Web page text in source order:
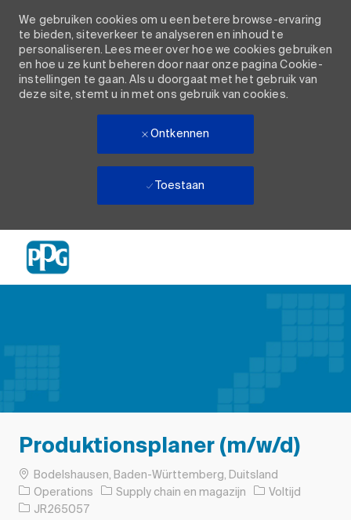
We gebruiken cookies om u een betere browse-ervaring
te bieden, siteverkeer te analyseren en inhoud te
personaliseren. Lees meer over hoe we cookies gebruiken
en hoe u ze kunt beheren door naar onze pagina Cookie-
instellingen te gaan. Als u doorgaat met het gebruik van
deze site, stemt u in met ons gebruik van cookies.
Ontkennen
Toestaan
Produktionsplaner (m/w/d)
PlaatsBodelshausen, Baden-Württemberg, Duitsland
Operations
Categorie
Supply chain en magazijn Soort baan
Voltijd
Taak-ID
JR265057